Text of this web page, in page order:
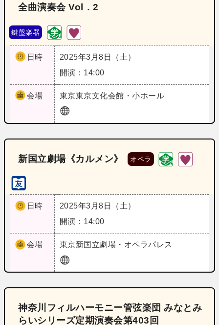
全曲演奏会 Vol．2
鍵盤楽器
日時
2025年3月8日（土）
開演：14:00
会場 東京東京文化会館・小ホール
新国立劇場《カルメン》 オペラ
日時
2025年3月8日（土）
開演：14:00
会場 東京新国立劇場・オペラパレス
神奈川フィルハーモニー管弦楽団 みなとみ
らいシリーズ定期演奏会第403回